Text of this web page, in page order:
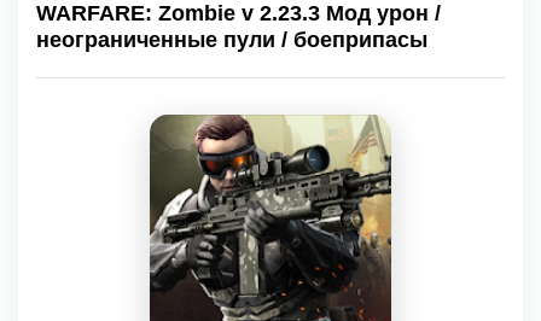
WARFARE: Zombie v 2.23.3 Мод урон /
неограниченные пули / боеприпасы